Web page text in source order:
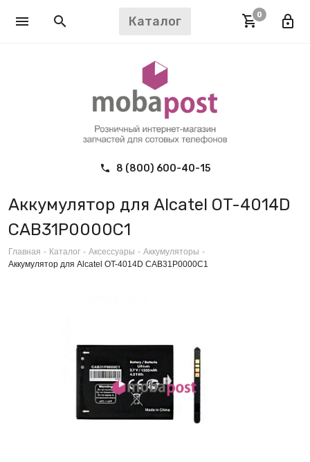
Каталог 0
8 (800) 600-40-15
Аккумулятор для Alcatel OT-4014D
CAB31P0000C1
Главная - Каталог - Аксессуары - Аккумуляторы -
Аккумулятор для Alcatel OT-4014D CAB31P0000C1